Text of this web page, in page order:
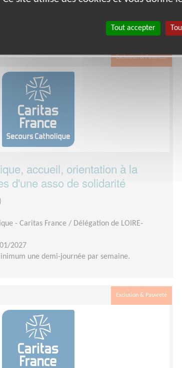
d’équipe ont lieu le matin.
Exclusion & Pauvreté
accueil, orientation à la
d'une asso de solidarité
- Caritas France / Délégation de LOIRE-
2027
une demi-journée par semaine.
Exclusion & Pauvreté
Tout accepter